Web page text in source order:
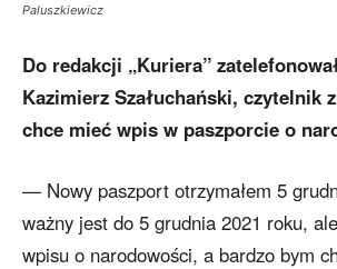
Paluszkiewicz
Do redakcji „Kuriera”
Kazimierz Szałuchański, czytelnik
chce mieć wpis w paszporcie o
— Nowy paszport otrzymałem 5
ważny jest do 5 grudnia 2021 roku,
wpisu o narodowości, a bardzo bym